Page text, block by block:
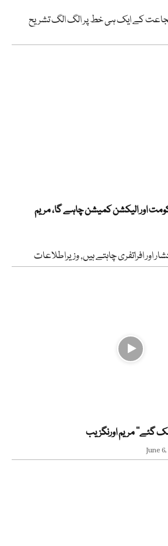
کے ایک ہی خط پر الگ الگ تشریح
اور الیکشن کمیشن چاہے گا، مریم
اور افراتفری چاہتے ہیں, وزیراطلاعات
مریم اورنگزیب
June